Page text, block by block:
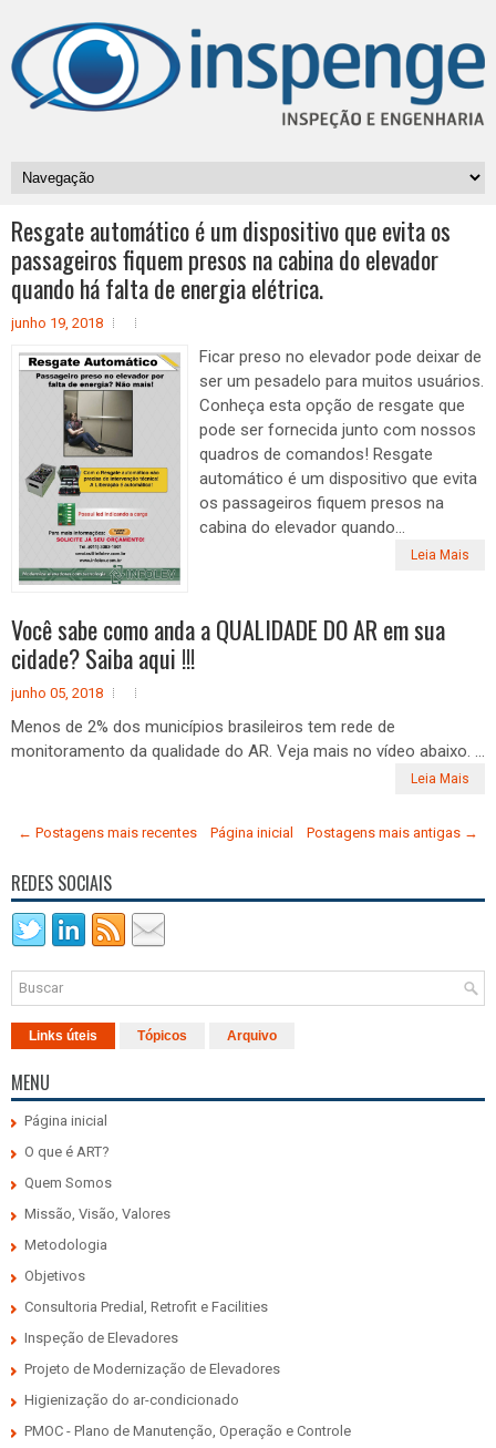
Resgate automático é um dispositivo que evita os
passageiros fiquem presos na cabina do elevador
quando há falta de energia elétrica.
junho 19, 2018
Ficar preso no elevador pode deixar de
ser um pesadelo para muitos usuários.
Conheça esta opção de resgate que
pode ser fornecida junto com nossos
quadros de comandos! Resgate
automático é um dispositivo que evita
os passageiros fiquem presos na
cabina do elevador quando...
Leia Mais
Você sabe como anda a QUALIDADE DO AR em sua
cidade? Saiba aqui !!!
junho 05, 2018
Menos de 2% dos municípios brasileiros tem rede de
monitoramento da qualidade do AR. Veja mais no vídeo abaixo. ...
Leia Mais
← Postagens mais recentes Postagens mais antigas →
Página inicial
REDES SOCIAIS
Links úteis Tópicos Arquivo
MENU
Página inicial
O que é ART?
Quem Somos
Missão, Visão, Valores
Metodologia
Objetivos
Consultoria Predial, Retrofit e Facilities
Inspeção de Elevadores
Projeto de Modernização de Elevadores
Higienização do ar-condicionado
PMOC - Plano de Manutenção, Operação e Controle